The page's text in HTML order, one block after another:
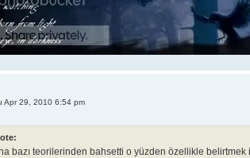
Apr 29, 2010 6:54 pm
bazı teorilerinden bahsetti o yüzden özellikle belirtmek